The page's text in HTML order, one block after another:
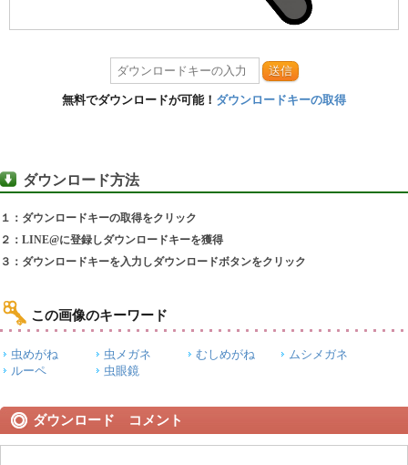
送信
無料でダウンロードが可能！ ダウンロードキーの取得
ダウンロード方法
１：ダウンロードキーの取得をクリック
２：LINE@に登録しダウンロードキーを獲得
３：ダウンロードキーを入力しダウンロードボタンをクリック
この画像のキーワード
虫めがね 虫メガネ むしめがね
ムシメガネ
ルーペ
虫眼鏡
ダウンロード コメント